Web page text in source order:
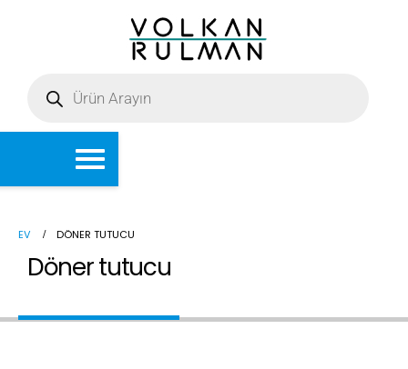
EV DÖNER TUTUCU
Döner tutucu